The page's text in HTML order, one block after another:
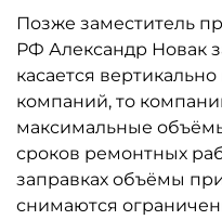
Позже заместитель
РФ Александр Новак
касается
компаний, то
максимальные
сроков ремонтных
заправках объёмы
снимаются